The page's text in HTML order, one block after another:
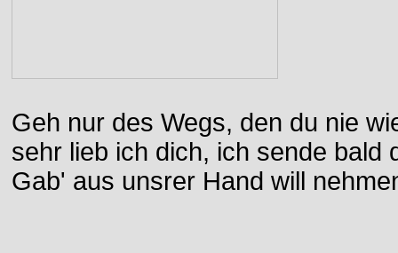
Geh nur des Wegs, den du nie
sehr lieb ich dich, ich sende bald
Gab' aus unsrer Hand will